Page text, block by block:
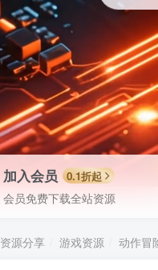
加入会员 0.1折起
会员免费下载全站资源
资源分享 游戏资源 动作冒